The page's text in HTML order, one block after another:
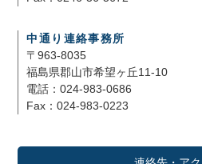
中通り連絡事務所
〒963-8035
福島県郡山市希望ヶ丘11-10
電話：024-983-0686
Fax：024-983-0223